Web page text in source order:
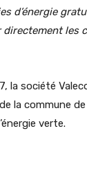
d’énergie
les
la société
la commune
verte.